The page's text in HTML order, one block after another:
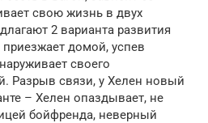
свою жизнь в двух
2 варианта развития
домой, успев
своего
Разрыв связи, у Хелен новый
– Хелен опаздывает, не
бойфренда, неверный